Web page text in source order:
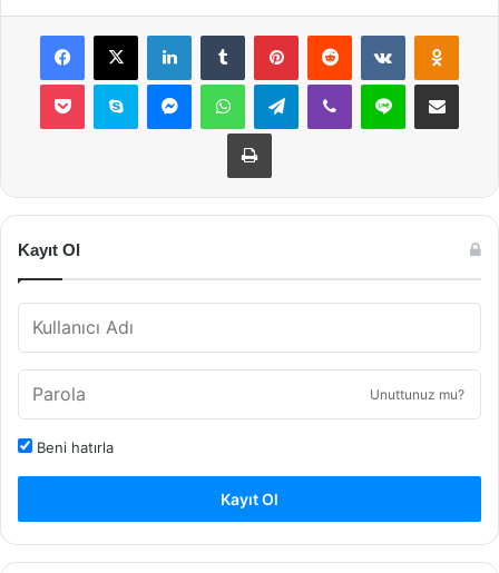
Facebook
X LinkedInTumblr PinterestReddit VKontakte
Pocket Skype MessengerWhatsAppTelegramViber Line E-Posta ile
Yazdır
Kayıt Ol
Unuttunuz mu?
Beni hatırla
Kayıt Ol